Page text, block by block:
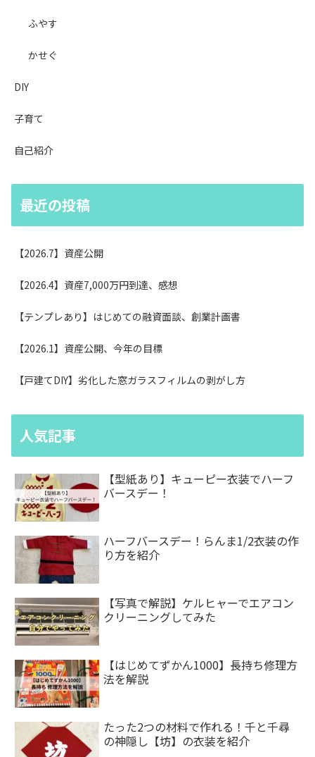
ふやす
かせぐ
DIY
子育て
自己紹介
最近の投稿
【2026.7】資産公開
【2026.4】資産7,000万円到達、感想
【テンプレあり】はじめての融資面談、創業計画書
【2026.1】資産公開、今年の目標
【戸建てDIY】劣化した窓ガラスフィルムの剥がし方
人気記事
【型紙あり】キューピー衣装でハーフ
バースデー！
ハーフバースデー！らんま1/2衣装の作
り方を紹介
【写真で解説】ケルヒャーでエアコン
クリーニングしてみた
【はじめてずかん1000】長持ち修理方
法を解説
たった2つの材料で作れる！千と千尋
の神隠し【坊】の衣装を紹介